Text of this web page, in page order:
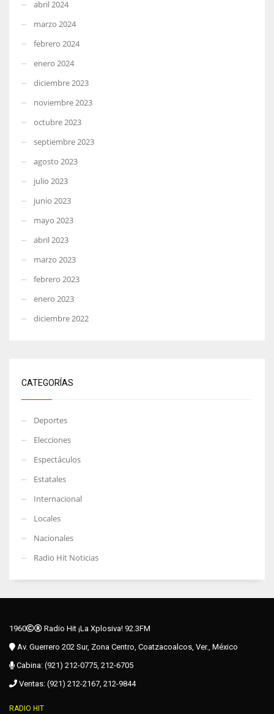
abril 2024
marzo 2024
febrero 2024
enero 2024
diciembre 2023
noviembre 2023
octubre 2023
septiembre 2023
agosto 2023
julio 2023
junio 2023
mayo 2023
abril 2023
marzo 2023
febrero 2023
enero 2023
diciembre 2022
CATEGORÍAS
Deportes
Elecciones
Espectáculos
Estatales
Internacional
Locales
Nacionales
Radio Hit Noticias
1960
Radio Hit ¡La Xplosiva! 92.3FM
Av. Guerrero 202 Sur, Zona Centro, Coatzacoalcos, Ver., México
Cabina: (921) 212-0775, 212-6705
Ventas: (921) 212-2167, 212-9844
RADIO HIT